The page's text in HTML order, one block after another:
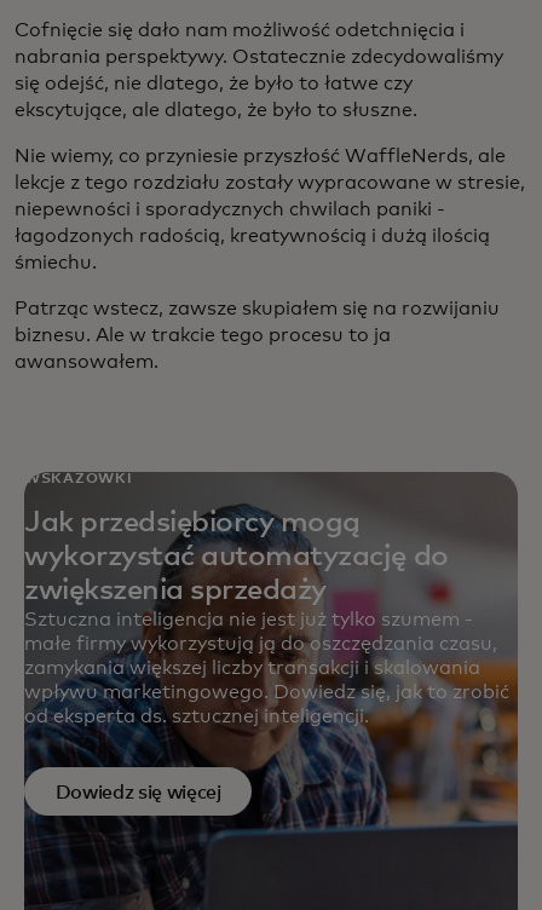
Cofnięcie się dało nam możliwość odetchnięcia i
nabrania perspektywy. Ostatecznie zdecydowaliśmy
się odejść, nie dlatego, że było to łatwe czy
ekscytujące, ale dlatego, że było to słuszne.
Nie wiemy, co przyniesie przyszłość WaffleNerds, ale
lekcje z tego rozdziału zostały wypracowane w stresie,
niepewności i sporadycznych chwilach paniki -
łagodzonych radością, kreatywnością i dużą ilością
śmiechu.
Patrząc wstecz, zawsze skupiałem się na rozwijaniu
biznesu. Ale w trakcie tego procesu to ja
awansowałem.
WSKAZÓWKI
Jak przedsiębiorcy mogą
wykorzystać automatyzację do
zwiększenia sprzedaży
Sztuczna inteligencja nie jest już tylko szumem -
małe firmy wykorzystują ją do oszczędzania czasu,
zamykania większej liczby transakcji i skalowania
wpływu marketingowego. Dowiedz się, jak to zrobić
od eksperta ds. sztucznej inteligencji.
Dowiedz się więcej